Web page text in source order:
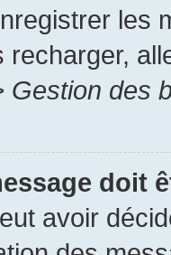
Gestion des
doit
avoir